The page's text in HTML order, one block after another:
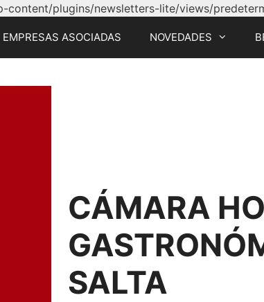
content/plugins/newsletters-lite/views/
EMPRESAS ASOCIADAS NOVEDADES
CÁMARA
SALTA